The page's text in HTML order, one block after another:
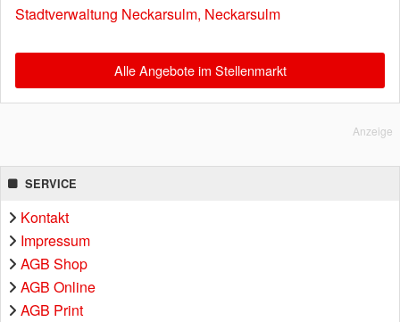
Stadtverwaltung Neckarsulm, Neckarsulm
Alle Angebote im Stellenmarkt
Anzeige
SERVICE
Kontakt
Impressum
AGB Shop
AGB Online
AGB Print